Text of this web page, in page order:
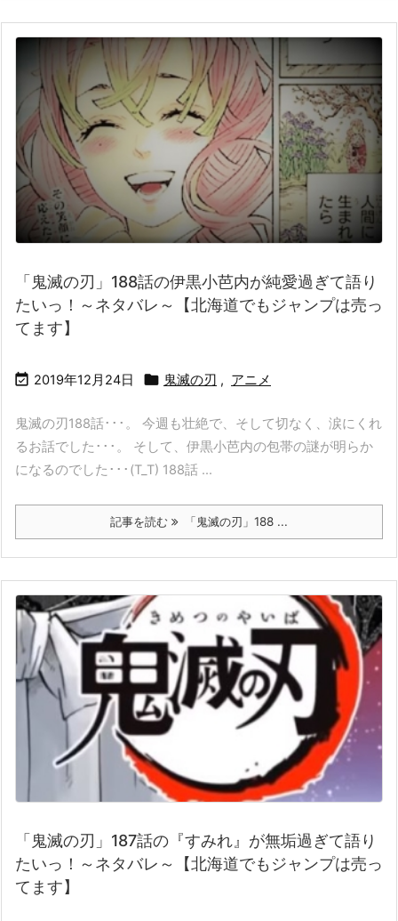
「鬼滅の刃」188話の伊黒小芭内が純愛過ぎて語り
たいっ！～ネタバレ～【北海道でもジャンプは売っ
てます】
 2019年12月24日  鬼滅の刃 , アニメ
鬼滅の刃188話･･･。 今週も壮絶で、そして切なく、涙にくれ
るお話でした･･･。 そして、伊黒小芭内の包帯の謎が明らか
になるのでした･･･(T_T) 188話 ...
記事を読む 「鬼滅の刃」188 ...
「鬼滅の刃」187話の『すみれ』が無垢過ぎて語り
たいっ！～ネタバレ～【北海道でもジャンプは売っ
てます】